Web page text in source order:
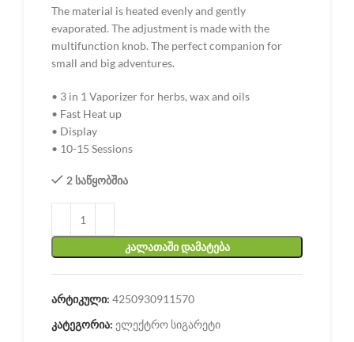
The material is heated evenly and gently
evaporated. The adjustment is made with the
multifunction knob. The perfect companion for
small and big adventures.
• 3 in 1 Vaporizer for herbs, wax and oils
• Fast Heat up
• Display
• 10-15 Sessions
2 საწყობშია
ᲙᲐᲚᲐᲗᲐᲨᲘ ᲓᲐᲛᲐᲢᲔᲑᲐ
არტიკული: 4250930911570
კატეგორია: ელექტრო სიგარეტი